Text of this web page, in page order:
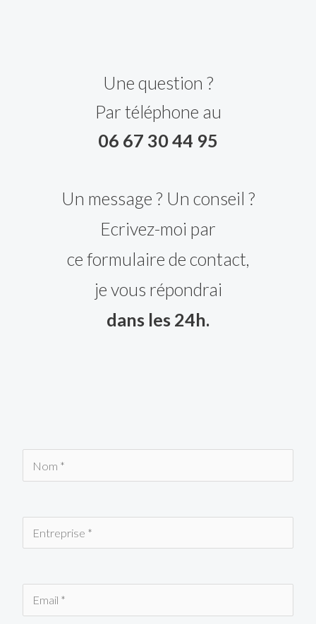
Une question ?
Par téléphone au
06 67 30 44 95
Un message ? Un conseil ?
Ecrivez-moi par
ce formulaire de contact,
je vous répondrai
dans les 24h.